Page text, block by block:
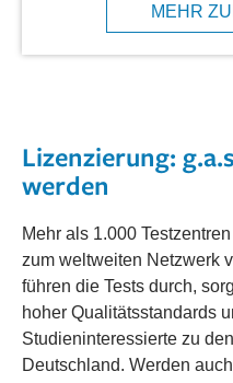
MEHR
Lizenzierung:
werden
Mehr als 1.000
zum weltweiten Netzwerk
führen die Tests durch,
hoher Qualitätsstandards
Studieninteressierte zu
Deutschland. Werden